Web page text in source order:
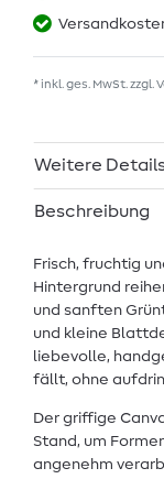
* inkl. ges. MwSt. zzgl.
Weitere
Beschreibung
Frisch, fruchtig
Hintergrund
und sanften
und kleine
liebevolle,
fällt, ohne
Der griffige
Stand, um
angenehm